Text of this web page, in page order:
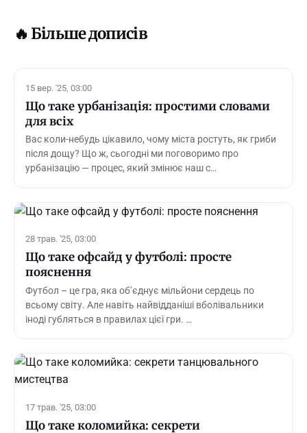
🔥 Більше дописів
15 вер. '25, 03:00
Що таке урбанізація: простими словами
для всіх
Вас коли-небудь цікавило, чому міста ростуть, як гриби
після дощу? Що ж, сьогодні ми поговоримо про
урбанізацію — процес, який змінює наш с…
28 трав. '25, 03:00
Що таке офсайд у футболі: просте
пояснення
Футбол – це гра, яка об’єднує мільйони сердець по
всьому світу. Але навіть найвідданіші вболівальники
іноді губляться в правилах цієї гри. …
17 трав. '25, 03:00
Що таке коломийка: секрети